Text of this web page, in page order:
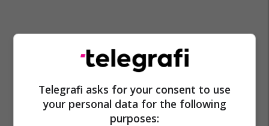
Telegrafi asks for your consent to use
your personal data for the following
purposes: